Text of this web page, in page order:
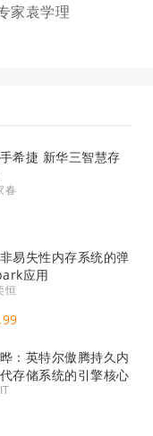
家袁学理
希捷 新华三智慧存
春
易失性内存系统的弹
应用
恒
：英特尔傲腾持久内
存储系统的引擎核心
系统的可靠性、可扩